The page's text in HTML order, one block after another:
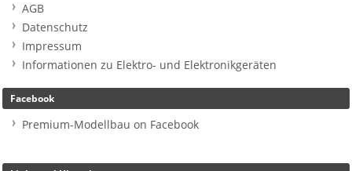
AGB
Datenschutz
Impressum
Informationen zu Elektro- und Elektronikgeräten
Facebook
Premium-Modellbau on Facebook